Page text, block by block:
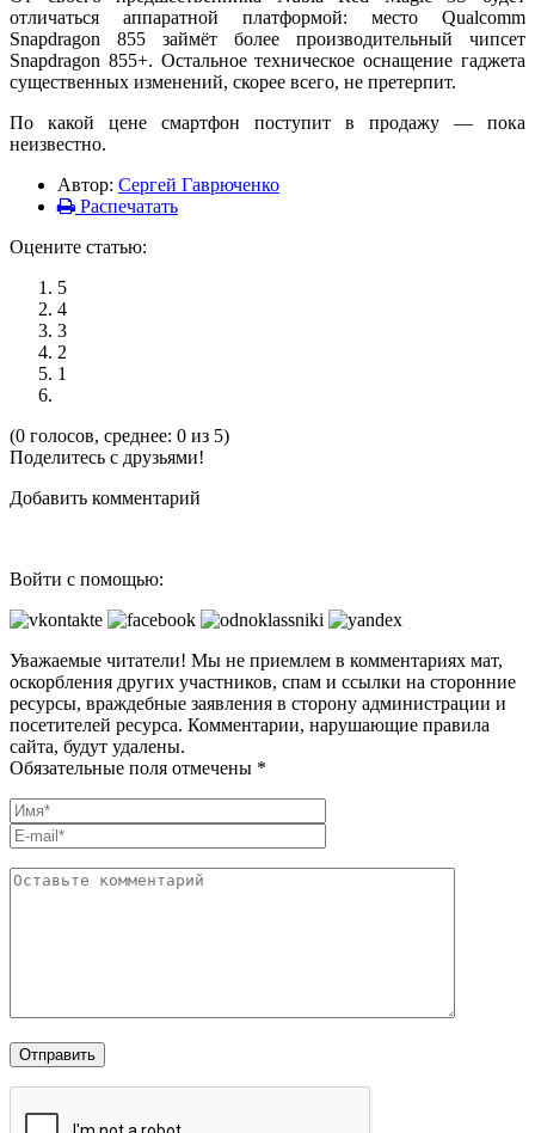
отличаться аппаратной платформой: место Qualcomm
Snapdragon 855 займёт более производительный чипсет
Snapdragon 855+. Остальное техническое оснащение гаджета
существенных изменений, скорее всего, не претерпит.
По какой цене смартфон поступит в продажу — пока
неизвестно.
Автор: Сергей Гаврюченко
Распечатать
Оцените статью:
5
4
3
2
1
(0 голосов, среднее: 0 из 5)
Поделитесь с друзьями!
Добавить комментарий
Войти с помощью:
Уважаемые читатели! Мы не приемлем в комментариях мат,
оскорбления других участников, спам и ссылки на сторонние
ресурсы, враждебные заявления в сторону администрации и
посетителей ресурса. Комментарии, нарушающие правила
сайта, будут удалены.
Обязательные поля отмечены *